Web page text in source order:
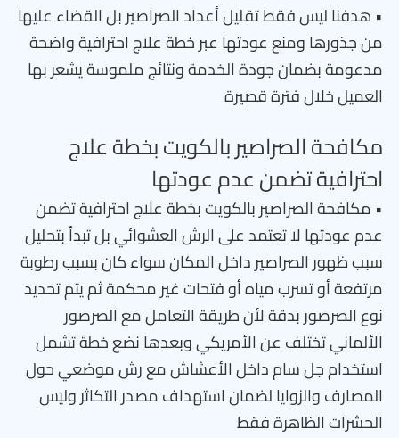
• هدفنا ليس فقط تقليل أعداد الصراصير بل القضاء عليها
من جذورها ومنع عودتها عبر خطة علاج احترافية واضحة
مدعومة بضمان جودة الخدمة ونتائج ملموسة يشعر بها
العميل خلال فترة قصيرة
مكافحة الصراصير بالكويت بخطة علاج
احترافية تضمن عدم عودتها
• مكافحة الصراصير بالكويت بخطة علاج احترافية تضمن
عدم عودتها لا تعتمد على الرش العشوائي بل تبدأ بتحليل
سبب ظهور الصراصير داخل المكان سواء كان بسبب رطوبة
مرتفعة أو تسرب مياه أو فتحات غير محكمة ثم يتم تحديد
نوع الصرصور بدقة لأن طريقة التعامل مع الصرصور
الألماني تختلف عن الأمريكي وبعدها نضع خطة تشمل
استخدام جل سام داخل الأعشاش مع رش موضعي حول
المصارف والزوايا لضمان استهداف مصدر التكاثر وليس
الحشرات الظاهرة فقط